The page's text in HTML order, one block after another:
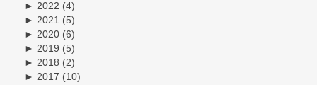
► 2022 (4)
► 2021 (5)
► 2020 (6)
► 2019 (5)
► 2018 (2)
► 2017 (10)